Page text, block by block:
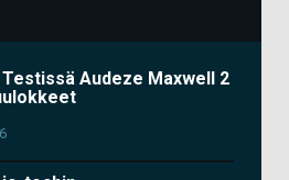
Audeze Maxwell 2